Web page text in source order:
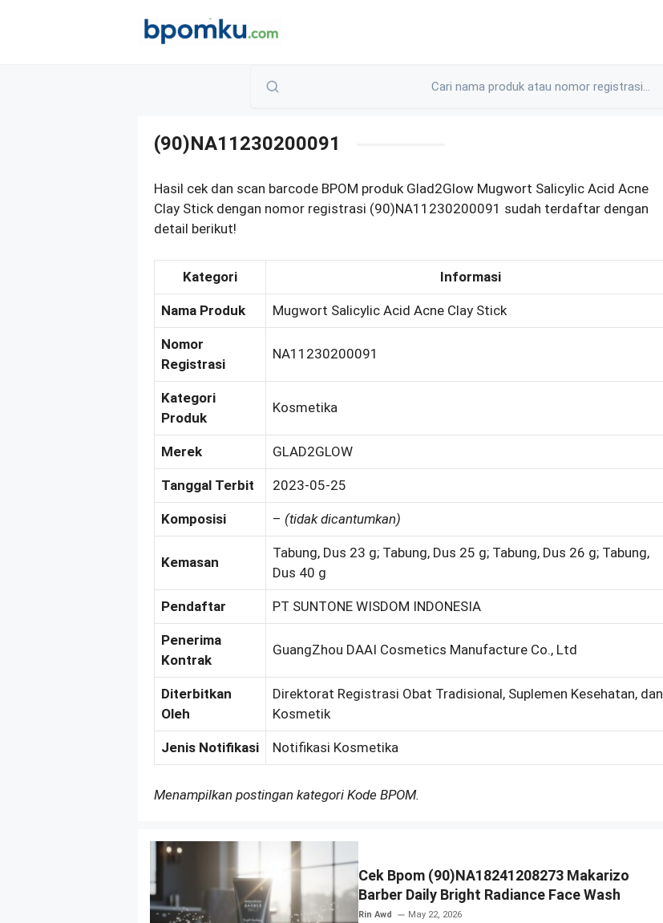
(90)NA11230200091
Hasil cek dan scan barcode BPOM produk Glad2Glow Mugwort Salicylic Acid Acne
Clay Stick dengan nomor registrasi (90)NA11230200091 sudah terdaftar dengan
detail berikut!
Kategori Informasi
Nama Produk Mugwort Salicylic Acid Acne Clay Stick
Nomor
Registrasi
NA11230200091
Kategori
Produk
Kosmetika
Merek GLAD2GLOW
Tanggal Terbit 2023-05-25
Komposisi – (tidak dicantumkan)
Kemasan
Tabung, Dus 23 g; Tabung, Dus 25 g; Tabung, Dus 26 g; Tabung,
Dus 40 g
Pendaftar PT SUNTONE WISDOM INDONESIA
Penerima
Kontrak
GuangZhou DAAI Cosmetics Manufacture Co., Ltd
Diterbitkan
Oleh
Direktorat Registrasi Obat Tradisional, Suplemen Kesehatan, dan
Kosmetik
Jenis Notifikasi Notifikasi Kosmetika
Menampilkan postingan kategori Kode BPOM.
Cek Bpom (90)NA18241208273 Makarizo
Barber Daily Bright Radiance Face Wash
Rin Awd May 22, 2026